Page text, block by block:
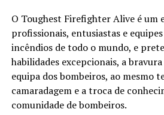
O Toughest Firefighter Alive é um
profissionais, entusiastas e
incêndios de todo o mundo, e
habilidades excepcionais, a
equipa dos bombeiros, ao mesmo
camaradagem e a troca de
comunidade de bombeiros.